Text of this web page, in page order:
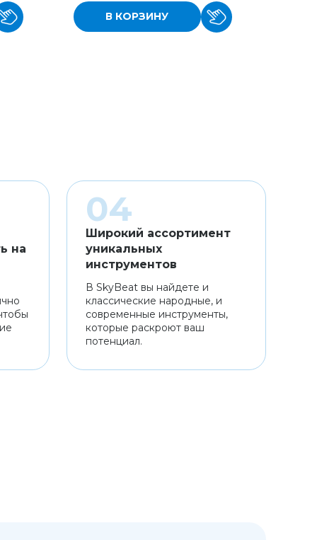
В КОРЗИНУ
на
Широкий ассортимент
уникальных
инструментов
В SkyBeat вы найдете и
классические народные, и
современные инструменты,
которые раскроют ваш
потенциал.